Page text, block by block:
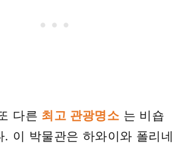
다른 최고 관광명소 는 비숍
. 이 박물관은 하와이와 폴리네